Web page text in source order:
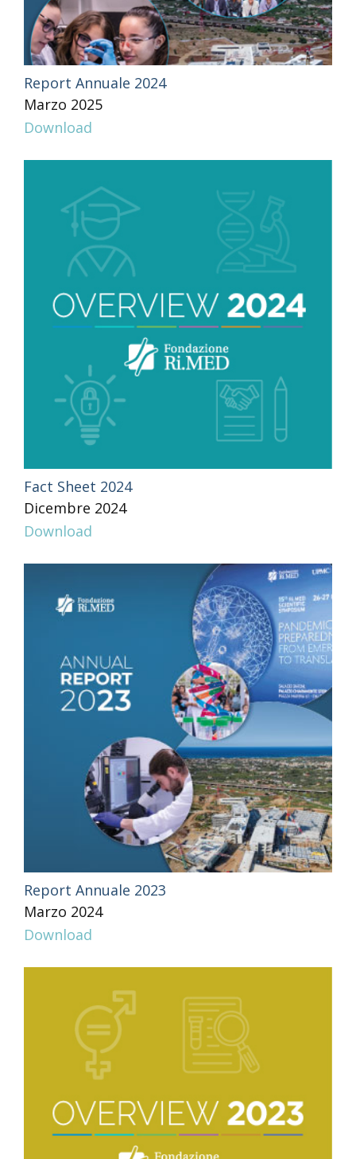
Report Annuale 2024
Marzo 2025
Download
Fact Sheet 2024
Dicembre 2024
Download
Report Annuale 2023
Marzo 2024
Download